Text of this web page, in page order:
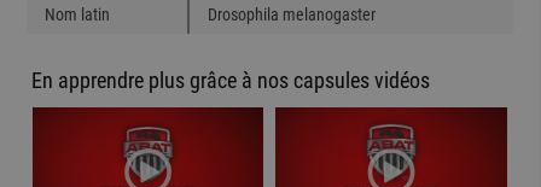
Nom latin
Drosophila melanogaster
En apprendre plus grâce à nos capsules vidéos